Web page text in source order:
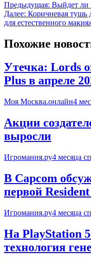
Предыдущая: Выйдет ли
Далее: Коричневая тушь
для естественного
Похожие
Утечка: Lords
Plus в апреле
Моя Москва.онлайн4
Акции
выросли
Игромания.ру4 месяца
В Capcom
первой
Игромания.ру4 месяца
На PlayStation
технология